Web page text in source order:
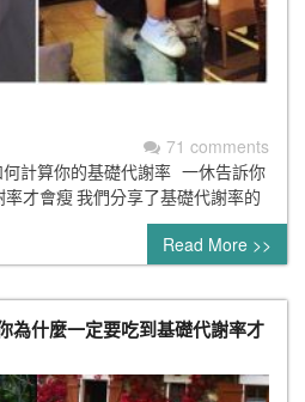
71 comments
計算你的基礎代謝率 一休告訴你
才會瘦 我們分享了基礎代謝率的
Read More >>
為什麼一定要吃到基礎代謝率才